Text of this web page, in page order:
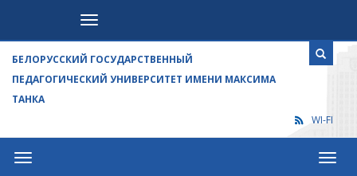
Посетителям
БЕЛОРУССКИЙ ГОСУДАРСТВЕННЫЙ
ПЕДАГОГИЧЕСКИЙ УНИВЕРСИТЕТ ИМЕНИ МАКСИМА
ТАНКА
WI-FI
Университет